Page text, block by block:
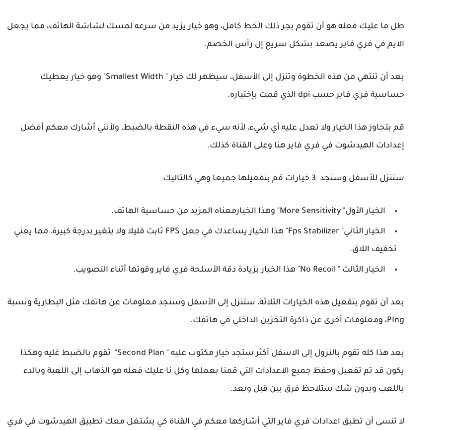
طل ما عليك فعله هو أن تقوم بجر ذلك الخط كامل، وهو خيار يزيد من سرعه لمسك لشاشة الهاتف، مما يجعل
الايم في فري فاير يصعد بشكل سريع إل رأس الخصم.
بعد أن تنتهي من هذه الخطوة وتنزل إلى الأسفل، سيظهر لك خيار " Smallest Width" وهو خيار يعطيك
حساسية فري فاير حسب dpi الذي قمت بإختياره.
قم بتجاوز هذا الخيار ولا تعدل عليه أي شيء، لأنه سيء في هذه النقطة بالضبط، ولأنني أشارك معكم أفضل
إعدادات الهيدشوت في فري فاير هنا وعلى القناة كذلك.
ستنزل للأسفل وستجد 3 خيارات قم بتفعيلها جميعا وهي كالتاليك
الخيار الأول" More Sensitivity" وهذا الخيارمعناه المزيد من حساسية الهاتف.
الخيار الثاني" Fps Stabilizer" هذا الخيار يساعدك في جعل FPS ثابت قليلا ولا يتغير بدرجة كبيرة، مما يعني
تخفيف اللاق.
الخيار الثالث " No Recoil" هذا الخيار بزيادة دقة الأسلحة فري فاير وقوتها أثناء التصويب.
بعد أن تقوم بتقعيل هذه الخيارات الثلاثة، ستنزل إلى الأسفل وسنجد معلومات عن هاتفك مثل البطارية ونسبة
PIng، ومعلومات أخرى عن ذاكرة التخزين الداخلي في هاتفك.
بعد هذا كله تقوم بالنزول إلى الاسفل أكثر ستجد خيار مكتوب عليه " Second Plan" ثقوم بالضبط غليه وهكذا
يكون قد تم تفعيل وحفظ جميع الاعدادات التي قمنا بعملها وكل نا عليك فعله هو الذهاب إلى اللعبة وبالدء
باللعب وبدون شك ستلاحظ فرق بين قبل وبعد.
لا تنسى أن تطبق اعدادات فري فاير التي أشاركها معكم في القناة كي يشتغل معك تطبيق الهيدشوت في فري